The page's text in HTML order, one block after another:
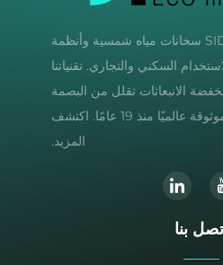
توفر SIDITE Energy سخانات مياه شمسية وأنظمة
السكني والتجاري. تقنياتنا
الانبعاثات تقلل من البصمة
الكربونية وتوفّر الطاقة. موثوقة عالميًا منذ 19 عامًا. اكتشف
المزيد.
بنا